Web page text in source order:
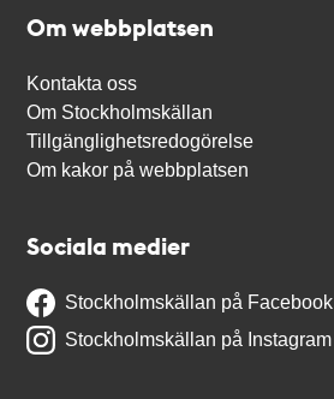
Om webbplatsen
Kontakta oss
Om Stockholmskällan
Tillgänglighetsredogörelse
Om kakor på webbplatsen
Sociala medier
Stockholmskällan på Facebook
Stockholmskällan på Instagram